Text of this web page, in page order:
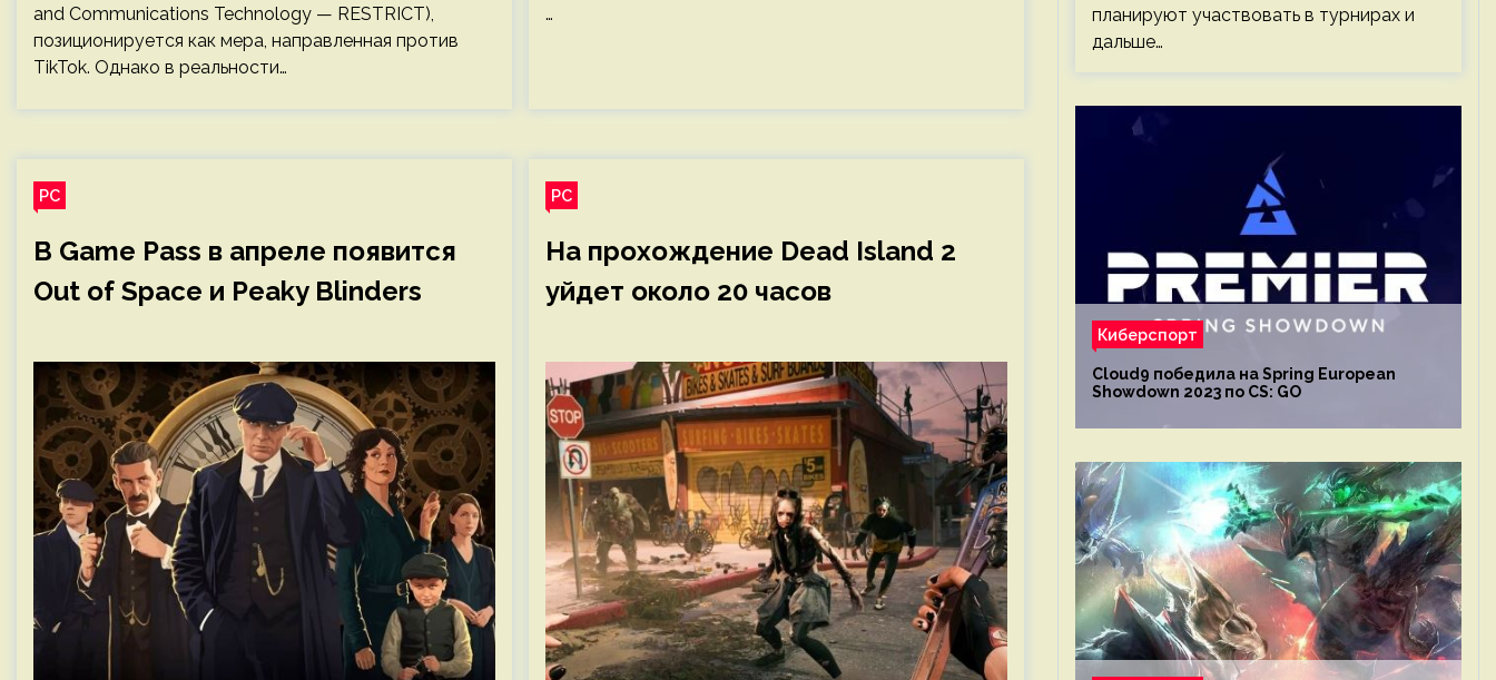
and Communications Technology — RESTRICT),
позиционируется как мера, направленная против
TikTok. Однако в реальности…
…
PC
В Game Pass в апреле появится
Out of Space и Peaky Blinders
PC
На прохождение Dead Island 2
уйдет около 20 часов
планируют участвовать в турнирах и
дальше…
Киберспорт
Cloud9 победила на Spring European
Showdown 2023 по CS: GO